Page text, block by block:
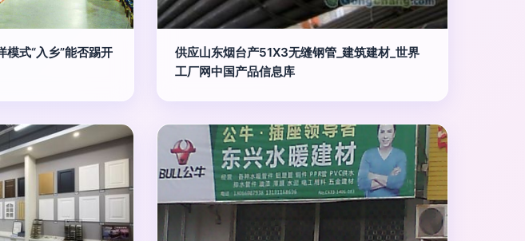
模式“入乡”能否踢开
供应山东烟台产51X3无缝钢管_建筑建材_世界
工厂网中国产品信息库